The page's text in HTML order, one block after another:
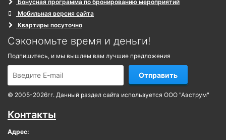
Бонусная программа по бронированию мероприятий
Мобильная версия сайта
Квартиры посуточно
Сэкономьте время и деньги!
Подпишитесь, и мы вышлем вам лучшие предложения
Отправить
© 2005-2026гг. Данный раздел сайта используется ООО "Аэструм"
Контакты
Адрес: